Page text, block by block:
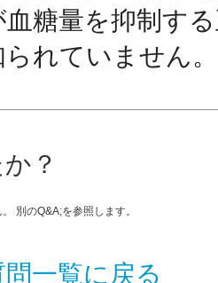
糖量を抑制す
れていません。
？
別のQ&A;を参照します。
一覧に戻る